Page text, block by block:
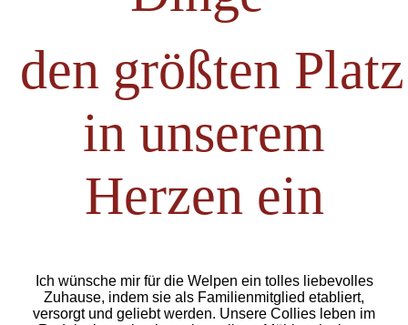
den größten Platz
in unserem
Herzen ein
Ich wünsche mir für die Welpen ein tolles liebevolles
Zuhause, indem sie als Familienmitglied etabliert,
versorgt und geliebt werden. Unsere Collies leben im